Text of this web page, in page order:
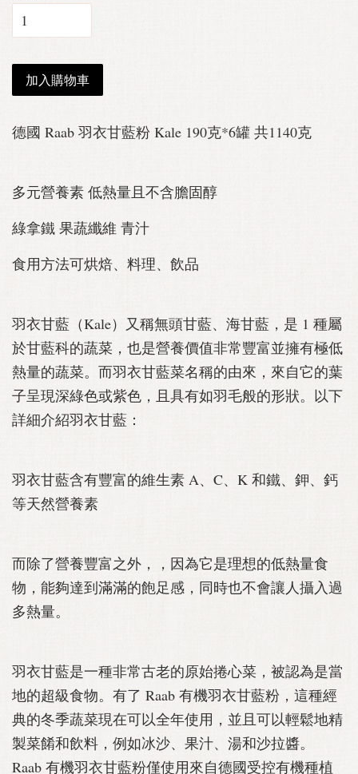
加入購物車
德國 Raab 羽衣甘藍粉 Kale 190克*6罐 共1140克
多元營養素 低熱量且不含膽固醇
綠拿鐵 果蔬纖維 青汁
食用方法可烘焙、料理、飲品
羽衣甘藍（Kale）又稱無頭甘藍、海甘藍，是 1 種屬
於甘藍科的蔬菜，也是營養價值非常豐富並擁有極低
熱量的蔬菜。而羽衣甘藍菜名稱的由來，來自它的葉
子呈現深綠色或紫色，且具有如羽毛般的形狀。以下
詳細介紹羽衣甘藍：
羽衣甘藍含有豐富的維生素 A、C、K 和鐵、鉀、鈣
等天然營養素
而除了營養豐富之外，，因為它是理想的低熱量食
物，能夠達到滿滿的飽足感，同時也不會讓人攝入過
多熱量。
羽衣甘藍是一種非常古老的原始捲心菜，被認為是當
地的超級食物。有了 Raab 有機羽衣甘藍粉，這種經
典的冬季蔬菜現在可以全年使用，並且可以輕鬆地精
製菜餚和飲料，例如冰沙、果汁、湯和沙拉醬。
Raab 有機羽衣甘藍粉僅使用來自德國受控有機種植